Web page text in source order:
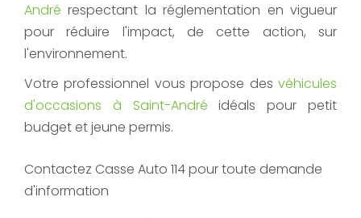
André respectant la réglementation en vigueur
pour réduire l'impact, de cette action, sur
l'environnement.
Votre professionnel vous propose des véhicules
d'occasions à Saint-André idéals pour petit
budget et jeune permis.
Contactez Casse Auto 114 pour toute demande
d'information